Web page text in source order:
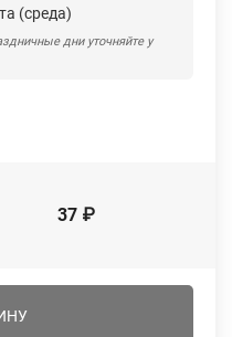
(среда)
дни уточняйте у
37 ₽